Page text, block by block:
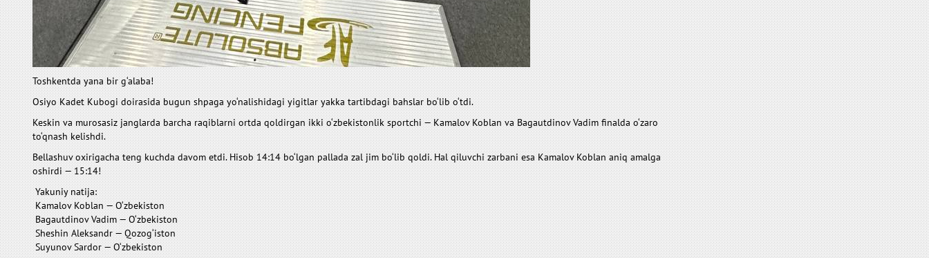
Toshkentda yana bir g‘alaba!
Osiyo Kadet Kubogi doirasida bugun shpaga yo‘nalishidagi yigitlar yakka tartibdagi bahslar bo‘lib o‘tdi.
Keskin va murosasiz janglarda barcha raqiblarni ortda qoldirgan ikki o‘zbekistonlik sportchi — Kamalov Koblan va Bagautdinov Vadim finalda o‘zaro
to‘qnash kelishdi.
Bellashuv oxirigacha teng kuchda davom etdi. Hisob 14:14 bo‘lgan pallada zal jim bo‘lib qoldi. Hal qiluvchi zarbani esa Kamalov Koblan aniq amalga
oshirdi — 15:14!
Yakuniy natija:
Kamalov Koblan — O‘zbekiston
Bagautdinov Vadim — O‘zbekiston
Sheshin Aleksandr — Qozog‘iston
Suyunov Sardor — O‘zbekiston